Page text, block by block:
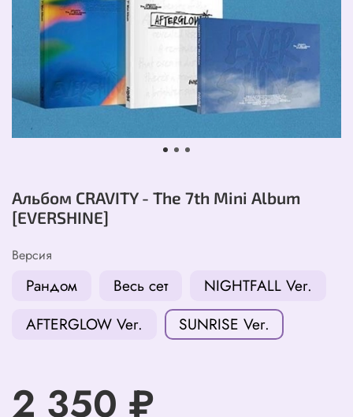
Альбом CRAVITY - The 7th Mini Album
[EVERSHINE]
Версия
Рандом Весь сет
NIGHTFALL Ver.
AFTERGLOW Ver.
SUNRISE Ver.
2 350 ₽